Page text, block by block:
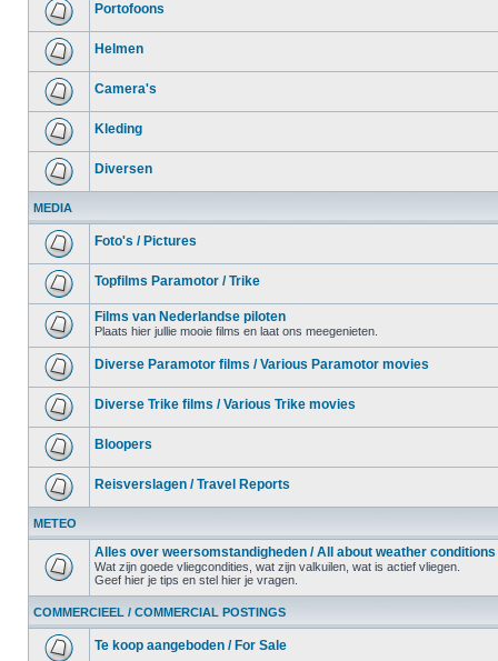
Portofoons
Helmen
Camera's
Kleding
Diversen
MEDIA
Foto's / Pictures
Topfilms Paramotor / Trike
Films van Nederlandse piloten
Plaats hier jullie mooie films en laat ons meegenieten.
Diverse Paramotor films / Various Paramotor movies
Diverse Trike films / Various Trike movies
Bloopers
Reisverslagen / Travel Reports
METEO
Alles over weersomstandigheden / All about weather conditions
Wat zijn goede vliegcondities, wat zijn valkuilen, wat is actief vliegen.
Geef hier je tips en stel hier je vragen.
COMMERCIEEL / COMMERCIAL POSTINGS
Te koop aangeboden / For Sale